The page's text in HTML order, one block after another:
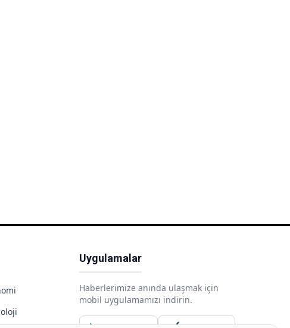
Uygulamalar
Haberlerimize anında ulaşmak için
mobil uygulamamızı indirin.